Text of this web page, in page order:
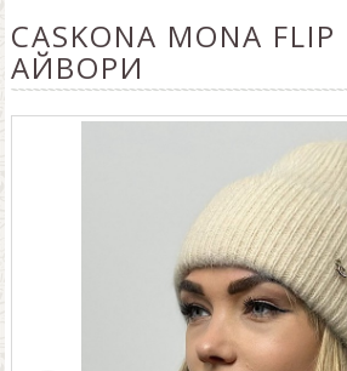
ДОСТАВКА И ОПЛАТА
ОПТОВЫМ КЛИЕНТАМ
CASKONA MONA
АЙВОРИ